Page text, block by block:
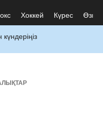
Хоккей Күрес Өзге